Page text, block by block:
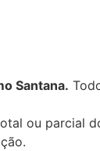
Santana.
ou parcial